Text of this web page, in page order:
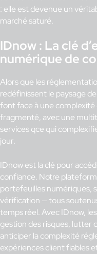
: elle est devenue un
marché saturé.
IDnow : La clé
numérique de
Alors que les
redéfinissent le paysage
font face à une complexité
fragmenté, avec une
services qce qui
jour.
IDnow est la clé pour
confiance. Notre
portefeuilles numériques,
vérification — tous
temps réel. Avec IDnow,
gestion des risques, lutter
anticiper la complexité
expériences client fiables